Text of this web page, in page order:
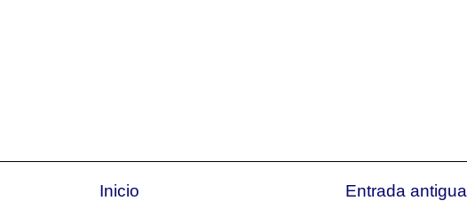
Entrada antigua
Inicio